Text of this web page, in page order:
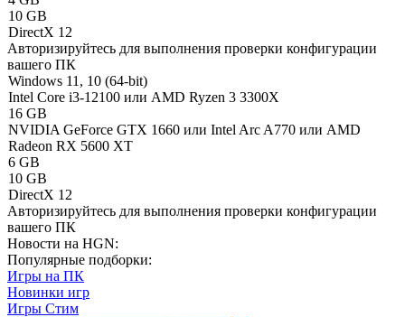
10 GB
DirectX 12
Авторизируйтесь для выполнения проверки конфигурации
вашего ПК
Windows 11, 10 (64-bit)
Intel Core i3-12100 или AMD Ryzen 3 3300X
16 GB
NVIDIA GeForce GTX 1660 или Intel Arc A770 или AMD
Radeon RX 5600 XT
6 GB
10 GB
DirectX 12
Авторизируйтесь для выполнения проверки конфигурации
вашего ПК
Новости на HGN:
Популярные подборки:
Игры на ПК
Новинки игр
Игры Стим